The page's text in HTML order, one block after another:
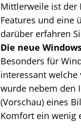
Mittlerweile ist der
Features und eine
darüber erfahren
Die neue
Besonders für
interessant
wurde nebem den
(Vorschau) eines
Komfort ein wenig